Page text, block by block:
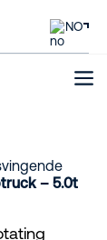
NO
– 5.0t